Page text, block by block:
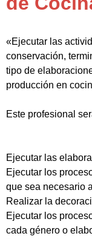
«Ejecutar las
conservación,
tipo de
producción en
Este profesional
Ejecutar las
Ejecutar los
que sea necesario
Realizar la
Ejecutar los
cada género o